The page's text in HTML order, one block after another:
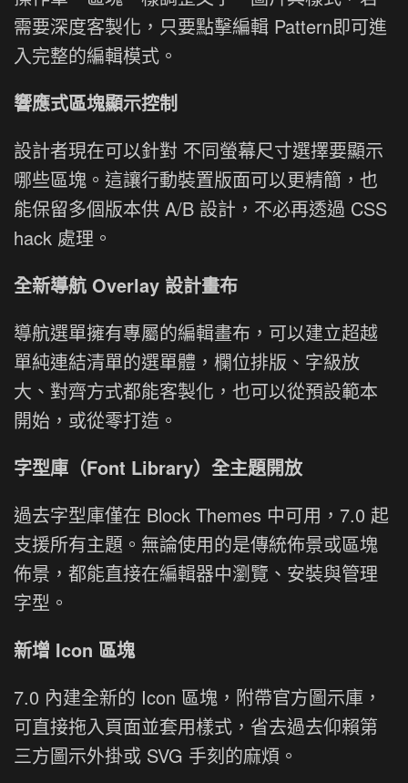
需要深度客製化，只要點擊編輯 Pattern即可進
入完整的編輯模式。
響應式區塊顯示控制
設計者現在可以針對 不同螢幕尺寸選擇要顯示
哪些區塊。這讓行動裝置版面可以更精簡，也
能保留多個版本供 A/B 設計，不必再透過 CSS
hack 處理。
全新導航 Overlay 設計畫布
導航選單擁有專屬的編輯畫布，可以建立超越
單純連結清單的選單體，欄位排版、字級放
大、對齊方式都能客製化，也可以從預設範本
開始，或從零打造。
字型庫（Font Library）全主題開放
過去字型庫僅在 Block Themes 中可用，7.0 起
支援所有主題。無論使用的是傳統佈景或區塊
佈景，都能直接在編輯器中瀏覽、安裝與管理
字型。
新增 Icon 區塊
7.0 內建全新的 Icon 區塊，附帶官方圖示庫，
可直接拖入頁面並套用樣式，省去過去仰賴第
三方圖示外掛或 SVG 手刻的麻煩。